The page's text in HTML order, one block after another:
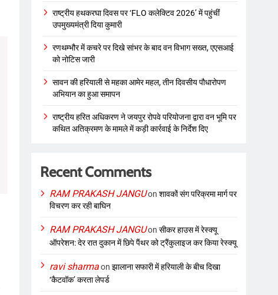
राष्ट्रीय हथकरघा दिवस पर ‘FLO कलेक्टिव 2026’ में पहुंचीं
उपमुख्यमंत्री दिया कुमारी
रणथम्भौर में कचरे पर दिखे सांभर के बाद वन विभाग सख्त, एएसआई
को नोटिस जारी
सावन की हरियाली से महका आमेर महल, तीन दिवसीय पौधारोपण
अभियान का हुआ समापन
राष्ट्रीय हरित अधिकरण ने जयपुर रोपवे परियोजना द्वारा वन भूमि पर
कथित अतिक्रमण के मामले में कड़ी कार्रवाई के निर्देश दिए
Recent Comments
RAM PRAKASH JANGUonशावकों संग परिक्रमा मार्ग पर
विचरण कर रही बाघिन
RAM PRAKASH JANGUonसीकर हाउस में रेस्क्यू
ऑपरेशन: देर रात दुकान में छिपे पैंथर को ट्रैंकुलाइज कर किया रेस्क्यू
ravi sharmaonझालाना सफारी में हरियाली के बीच दिखा
‘कैटवॉक’ करता लेपर्ड